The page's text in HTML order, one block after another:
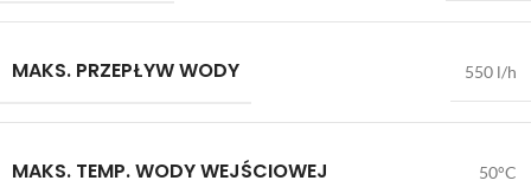
MAKS. PRZEPŁYW WODY 550 l/h
MAKS. TEMP. WODY WEJŚCIOWEJ 50°C